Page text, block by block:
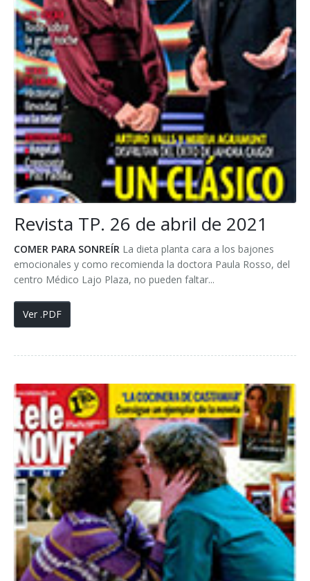
Revista TP. 26 de abril de 2021
COMER PARA SONREÍR La dieta planta cara a los bajones
emocionales y como recomienda la doctora Paula Rosso, del
centro Médico Lajo Plaza, no pueden faltar...
Ver .PDF